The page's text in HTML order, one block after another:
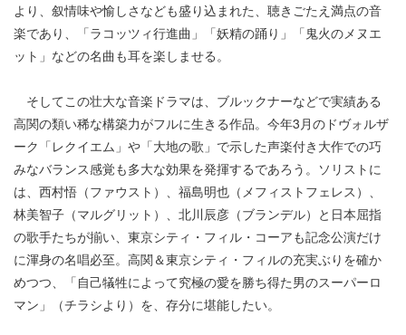
より、叙情味や愉しさなども盛り込まれた、聴きごたえ満点の音
楽であり、「ラコッツィ行進曲」「妖精の踊り」「鬼火のメヌエ
ット」などの名曲も耳を楽しませる。
そしてこの壮大な音楽ドラマは、ブルックナーなどで実績ある
高関の類い稀な構築力がフルに生きる作品。今年3月のドヴォルザ
ーク「レクイエム」や「大地の歌」で示した声楽付き大作での巧
みなバランス感覚も多大な効果を発揮するであろう。ソリストに
は、西村悟（ファウスト）、福島明也（メフィストフェレス）、
林美智子（マルグリット）、北川辰彦（ブランデル）と日本屈指
の歌手たちが揃い、東京シティ・フィル・コーアも記念公演だけ
に渾身の名唱必至。高関＆東京シティ・フィルの充実ぶりを確か
めつつ、「自己犠牲によって究極の愛を勝ち得た男のスーパーロ
マン」（チラシより）を、存分に堪能したい。